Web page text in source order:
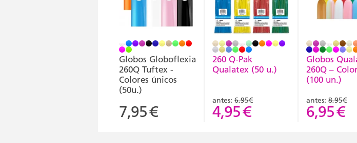
Globos Globoflexia
260Q Tuftex -
Colores únicos
(50u.)
7,95€
260 Q-Pak
Qualatex (50 u.)
antes: 6,95€
4,95€
Globos
260Q –
(100 un.)
antes: 8,95€
6,95€